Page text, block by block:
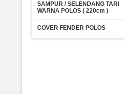
SAMPUR / SELENDANG TARI
WARNA POLOS ( 220cm )
COVER FENDER POLOS